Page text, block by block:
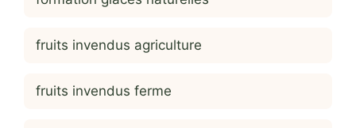
fruits invendus agriculture
fruits invendus ferme